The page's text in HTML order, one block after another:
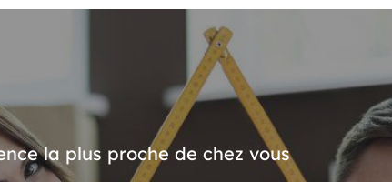
la plus proche de chez vous